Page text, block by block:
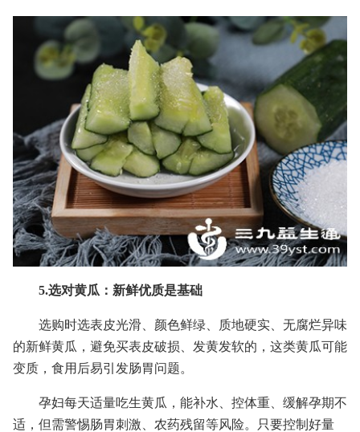
5.选对黄瓜：新鲜优质是基础
选购时选表皮光滑、颜色鲜绿、质地硬实、无腐烂异味
的新鲜黄瓜，避免买表皮破损、发黄发软的，这类黄瓜可能
变质，食用后易引发肠胃问题。
孕妇每天适量吃生黄瓜，能补水、控体重、缓解孕期不
适，但需警惕肠胃刺激、农药残留等风险。只要控制好量